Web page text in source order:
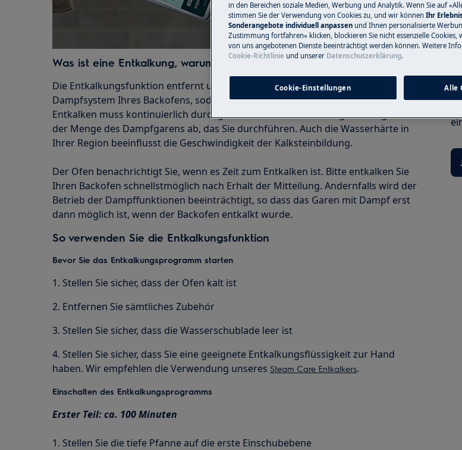
Was ist eine Entkalkung, warum und wann sollte man sie durchführen?
Die Entkalkungsfunktion entfernt und verhindert Kalkablagerungen im
Dampfsystem Ihres Backofens, sodass dieser weiterhin optimal funktioniert. Das
Entkalken muss kontinuierlich durchgeführt werden – die Häufigkeit hängt von
der Menge des Dampfgarens ab, das Sie durchführen. Auch die Wasserhärte in
Ihrer Region beeinflusst die Geschwindigkeit der Kalksteinbildung.
Der Ofen benachrichtigt Sie, wenn es Zeit zum Entkalken ist. Bitte entkalken Sie
Ihren Backofen schnellstmöglich nach Erhalt der Mitteilung. Andernfalls wird der
Betrieb der Dampffunktionen beeinträchtigt, so dass das Garen mit Dampf erst
dann möglich ist, wenn der Backofen entkalkt wurde.
So verwenden Sie die Entkalkungsfunktion
Bevor Sie das Entkalkungsprogramm starten
1. Stellen Sie sicher, dass der Ofen kalt ist
2. Entfernen Sie sämtliches Zubehör
3. Stellen Sie sicher, dass die Wasserschublade leer ist
4. Stellen Sie sicher, dass Sie eine geeignete Entkalkungsflüssigkeit zur Hand
haben. Wir empfehlen die Verwendung unseres Steam Care Entkalkers.
Einschalten des Entkalkungsprogramms
Erster Teil: ca. 100 Minuten
1. Stellen Sie die tiefe Pfanne auf die erste Einschubebene
in den Bereichen soziale Medien, Werbung und Analytik. Wenn Sie auf
stimmen Sie der Verwendung von Cookies zu, und wir können Ihr
Sonderangebote individuell anpassen und Ihnen personalisierte
Zustimmung fortfahren» klicken, blockieren Sie nicht essenzielle
von uns angebotenen Dienste beeinträchtigt werden können. Weitere
Cookie-Richtlinie und unserer Datenschutzerklärung.
Cookie-Einstellungen Alle